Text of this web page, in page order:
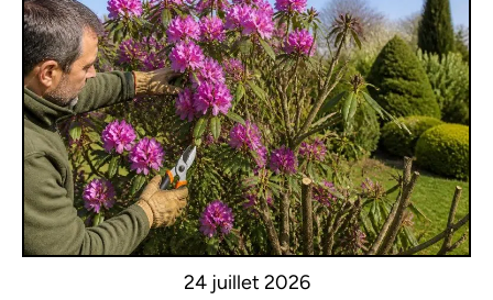
24 juillet 2026